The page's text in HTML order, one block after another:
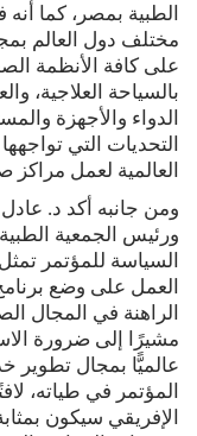
الطبية بمصر، كما
مختلف دول العالم
على كافة الأنظمة
بالسياحة العلاجية،
الدواء والأجهزة
التحديات التي
العالمية لعمل مراكز
ومن جانبه أكد د.
ورئيس الجمعية
السياسة للمؤتمر
العمل على وضع
الراهنة في المجال
مشيرًا إلى ضرورة
عالميًّا بمجال تطوير
المؤتمر في طياته،
الإفريقي سيكون